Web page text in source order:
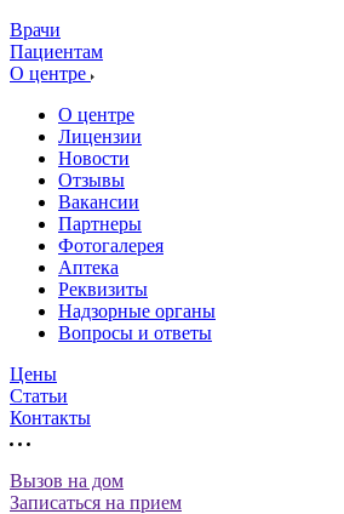
Врачи
Пациентам
О центре
О центре
Лицензии
Новости
Отзывы
Вакансии
Партнеры
Фотогалерея
Аптека
Реквизиты
Надзорные органы
Вопросы и ответы
Цены
Статьи
Контакты
Вызов на дом
Записаться на прием